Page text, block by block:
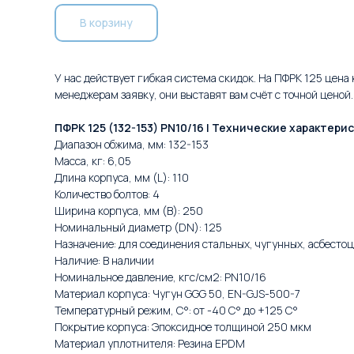
В корзину
У нас действует гибкая система скидок. На ПФРК 125 цена
менеджерам заявку, они выставят вам счёт с точной ценой.
ПФРК 125 (132-153) PN10/16 | Технические
Диапазон обжима, мм: 132-153
Масса, кг: 6,05
Длина корпуса, мм (L): 110
Количество болтов: 4
Ширина корпуса, мм (B): 250
Номинальный диаметр (DN): 125
Назначение: для соединения стальных, чугунных,
Наличие: В наличии
Номинальное давление, кгс/см2: PN10/16
Материал корпуса: Чугун GGG 50, EN-GJS-500-7
Температурный режим, С°: от -40 С° до +125 С°
Покрытие корпуса: Эпоксидное толщиной 250 мкм
Материал уплотнителя: Резина EPDM